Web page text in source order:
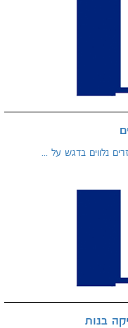
נלווים בדגש על ...
בנות